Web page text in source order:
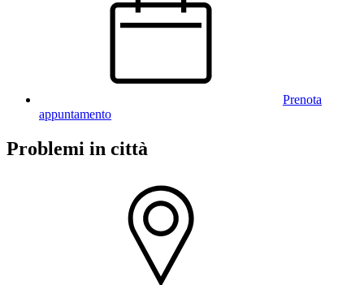
Prenota
appuntamento
Problemi in città